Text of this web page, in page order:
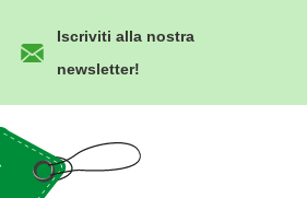
Iscriviti alla nostra
newsletter!